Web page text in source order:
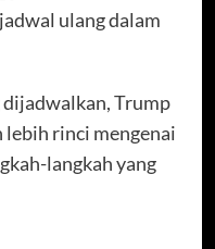
ulang dalam
Trump
lebih rinci mengenai
langkah yang